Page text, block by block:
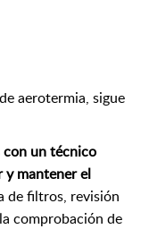
aerotermia, sigue
con un técnico
y mantener el
de filtros, revisión
comprobación de